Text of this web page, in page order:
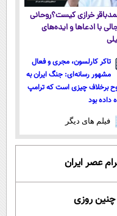
خرازی کیست؟روحانی
با ادعاها و ایده‌های
تاکر کارلسون، مجری و فعال
مشهور رسانه‌ای: جنگ ایران به
برخلاف چیزی است که ترامپ
داده بود
فیلم های دیگر
عصر ایران